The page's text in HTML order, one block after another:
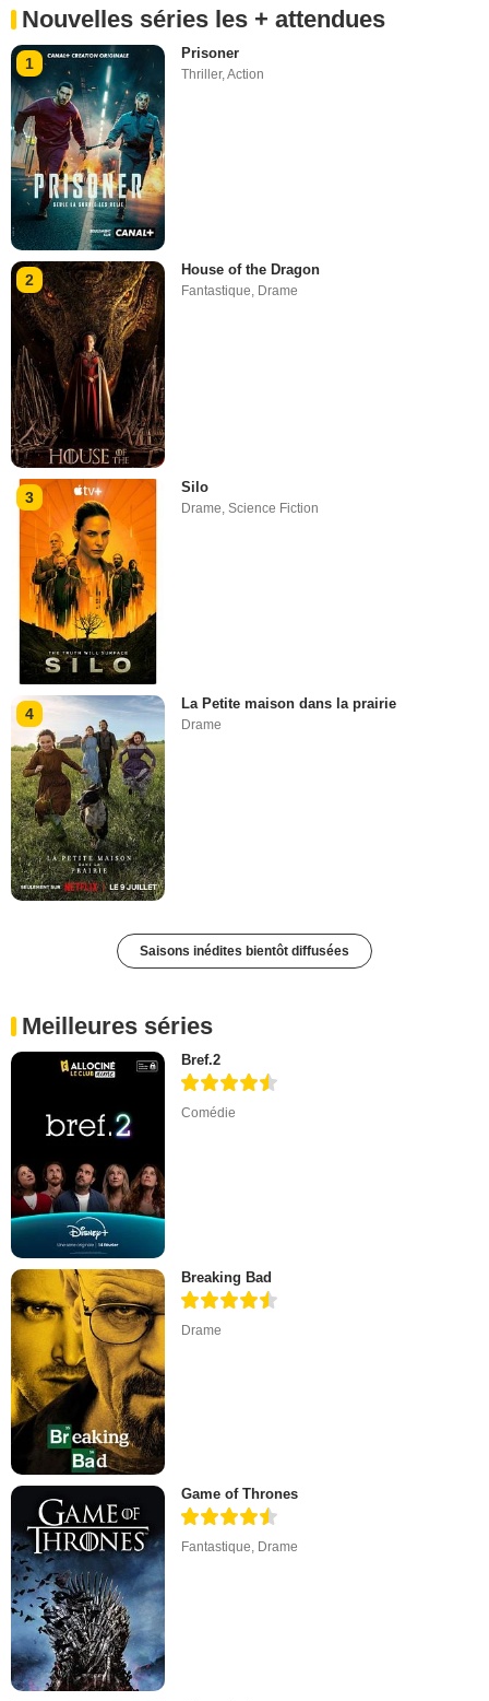
Nouvelles séries les + attendues
1
Prisoner
Thriller,Action
2
House of the Dragon
Fantastique, Drame
3
Silo
Drame ,Science Fiction
4
La Petite maison dans la prairie
Drame
Saisons inédites bientôt diffusées
Meilleures séries
Bref.2
Comédie
Breaking Bad
Drame
Game of Thrones
Fantastique, Drame